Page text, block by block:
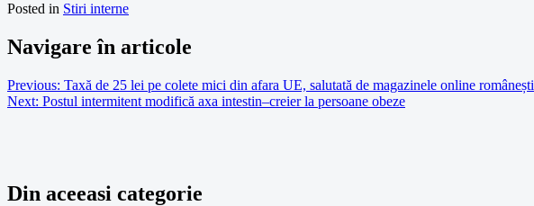
Posted in Stiri interne
Navigare în articole
Previous: Taxă de 25 lei pe colete mici din afara UE, salutată de magazinele online românești
Next: Postul intermitent modifică axa intestin–creier la persoane obeze
Din aceeasi categorie